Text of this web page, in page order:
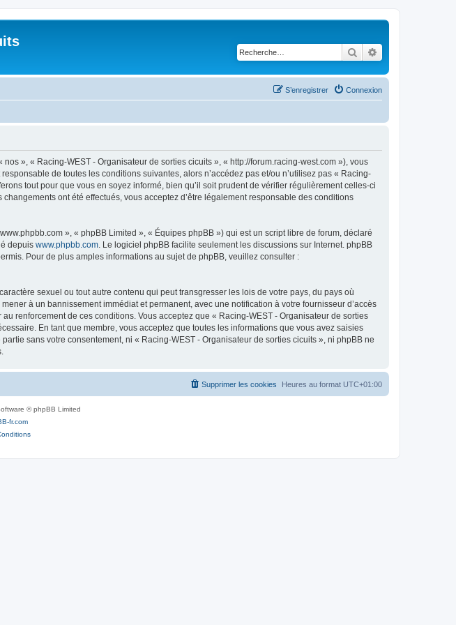
Rechercher
Connexion
S’enregistrer
», « Racing-WEST - Organisateur de sorties cicuits », « http://forum.racing-west.com »), vous
de toutes les conditions suivantes, alors n’accédez pas et/ou n’utilisez pas « Racing-
tout pour que vous en soyez informé, bien qu’il soit prudent de vérifier régulièrement celles-ci
ont été effectués, vous acceptez d’être légalement responsable des conditions
», « phpBB Limited », « Équipes phpBB ») qui est un script libre de forum, déclaré
depuis www.phpbb.com . Le logiciel phpBB facilite seulement les discussions sur Internet. phpBB
Pour de plus amples informations au sujet de phpBB, veuillez consulter :
sexuel ou tout autre contenu qui peut transgresser les lois de votre pays, du pays où
à un bannissement immédiat et permanent, avec une notification à votre fournisseur d’accès
renforcement de ces conditions. Vous acceptez que « Racing-WEST - Organisateur de sorties
En tant que membre, vous acceptez que toutes les informations que vous avez saisies
sans votre consentement, ni « Racing-WEST - Organisateur de sorties cicuits », ni phpBB ne
Heures au format UTC+01:00
Supprimer les cookies
© phpBB Limited
fr.com